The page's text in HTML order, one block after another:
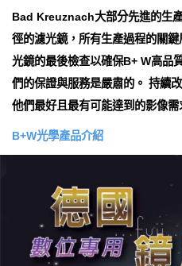
Bad Kreuznach大部分先進的生
徑的濾光鏡，所有生產過程的關
光鏡的最後檢查以確保B+ W高品
們的保證與服務是嚴肅的。 持續
他們最好且最有可能達到的影像需
B+W光學產品介紹